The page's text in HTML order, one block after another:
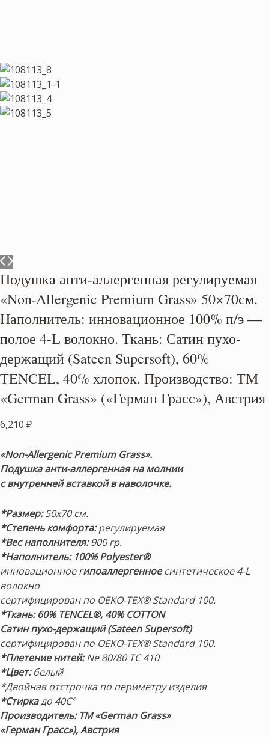
Подушка анти-аллергенная регулируемая
«Non-Allergenic Premium Grass» 50×70см.
Наполнитель: инновационное 100% п/э —
полое 4-L волокно. Ткань: Сатин пухо-
держащий (Sateen Supersoft), 60%
TENCEL, 40% хлопок. Производство: ТМ
«German Grass» («Герман Грасс»), Австрия
6,210 ₽
«Non-Allergenic Premium Grass».
Подушка анти-аллергенная на молнии
с внутренней вставкой в наволочке.
*Размер:50х70 см.
*Степень комфорта:регулируемая
*Вес наполнителя:900 гр.
*Наполнитель: 100% Polyester®
инновационное гипоаллергенноесинтетическое 4-L
волокно
сертифицирован по OEKO-TEX® Standard 100.
*Ткань:60% TENCEL®, 40% COTТON
Сатин пухо-держащий (Sateen Supersoft)
сертифицирован по OEKO-TEX® Standard 100.
*Плетение нитей:Ne 80/80 TC 410
*Цвет:белый
*Двойная отстрочка по периметру изделия
*Стиркадо 40С°
Производитель: ТМ «German Grass»
«Герман Грасс»), Австрия